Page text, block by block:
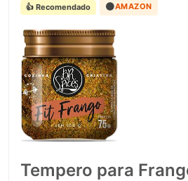
👍 Recomendado 🟠AMAZON
Tempero para